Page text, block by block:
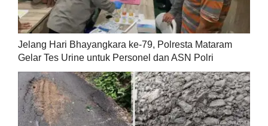
Jelang Hari Bhayangkara ke-79, Polresta Mataram
Gelar Tes Urine untuk Personel dan ASN Polri